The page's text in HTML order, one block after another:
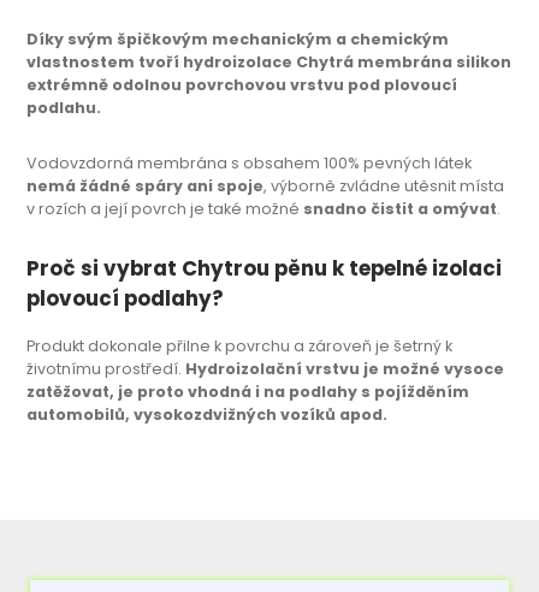
Díky svým špičkovým mechanickým a chemickým
vlastnostem tvoří hydroizolace Chytrá membrána silikon
extrémně odolnou povrchovou vrstvu pod plovoucí
podlahu.
Vodovzdorná membrána s obsahem 100% pevných látek
nemá žádné spáry ani spoje, výborně zvládne utěsnit místa
v rozích a její povrch je také možné snadno čistit a omývat.
Proč si vybrat Chytrou pěnu k tepelné izolaci
plovoucí podlahy?
Produkt dokonale přilne k povrchu a zároveň je šetrný k
životnímu prostředí. Hydroizolační vrstvu je možné vysoce
zatěžovat, je proto vhodná i na podlahy s pojížděním
automobilů, vysokozdvižných vozíků apod.